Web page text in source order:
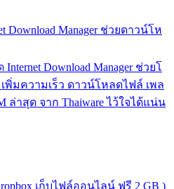
Download Manager ช่วยดาวน์โห
Download Manager ช่วยโ
พิ่มความเร็ว ดาวน์โหลดไฟล์ เพล
ล่าสุด จาก Thaiware ไว้ใจได้แน่น
เก็บไฟล์ออนไลน์ ฟรี 2 GB )